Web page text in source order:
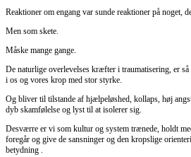
Reaktioner om engang var sunde reaktioner på noget,
Men som skete.
Måske mange gange.
De naturlige overlevelses kræfter i traumatisering, er
i os og vores krop med stor styrke.
Og bliver til tilstande af hjælpeløshed, kollaps, høj
dyb skamfølelse og lyst til at isolerer sig.
Desværre er vi som kultur og system trænede, holdt
foregår og give de sansninger og den kropslige
betydning .